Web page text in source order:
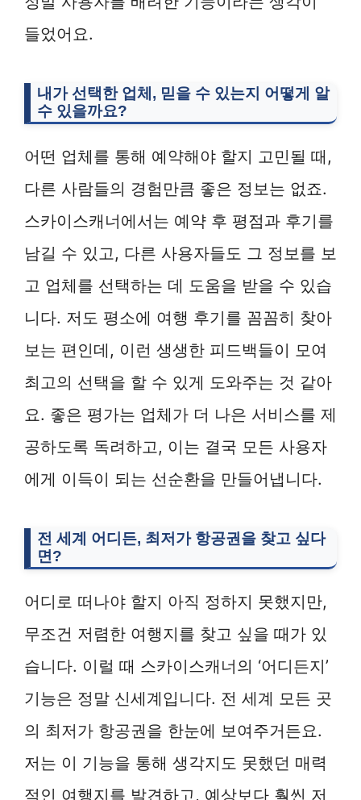
들었어요.
내가 선택한 업체, 믿을 수 있는지 어떻게 알
수 있을까요?
어떤 업체를 통해 예약해야 할지 고민될 때,
다른 사람들의 경험만큼 좋은 정보는 없죠.
스카이스캐너에서는 예약 후 평점과 후기를
남길 수 있고, 다른 사용자들도 그 정보를 보
고 업체를 선택하는 데 도움을 받을 수 있습
니다. 저도 평소에 여행 후기를 꼼꼼히 찾아
보는 편인데, 이런 생생한 피드백들이 모여
최고의 선택을 할 수 있게 도와주는 것 같아
요. 좋은 평가는 업체가 더 나은 서비스를 제
공하도록 독려하고, 이는 결국 모든 사용자
에게 이득이 되는 선순환을 만들어냅니다.
전 세계 어디든, 최저가 항공권을 찾고 싶다
면?
어디로 떠나야 할지 아직 정하지 못했지만,
무조건 저렴한 여행지를 찾고 싶을 때가 있
습니다. 이럴 때 스카이스캐너의 ‘어디든지’
기능은 정말 신세계입니다. 전 세계 모든 곳
의 최저가 항공권을 한눈에 보여주거든요.
저는 이 기능을 통해 생각지도 못했던 매력
적인 여행지를 발견하고, 예상보다 훨씬 저